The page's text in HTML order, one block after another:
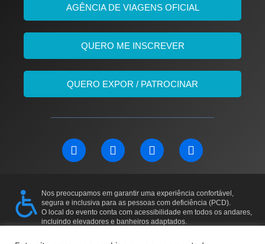
AGÊNCIA DE VIAGENS OFICIAL
QUERO ME INSCREVER
QUERO EXPOR / PATROCINAR
L
i
e
d
i
n
F
a
b
o
o
k
I
n
a
g
r
a
Y
o
u
b
e
Nos preocupamos em garantir uma experiência confortável,
segura e inclusiva para as pessoas com deficiência (PCD).
O local do evento conta com acessibilidade em todos os andares,
incluindo elevadores e banheiros adaptados.
contato: 11 97169-5011